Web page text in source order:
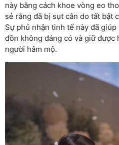
này bằng cách khoe vòng eo
sẻ rằng đã bị sụt cân do tất bật
Sự phủ nhận tinh tế này đã
đồn không đáng có và giữ được
người hâm mộ.